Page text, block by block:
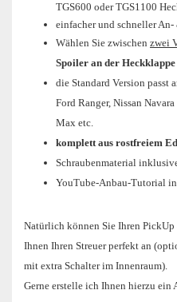
TGS600 oder TGS1100
einfacher und schneller
Wählen Sie zwischen zwei
Spoiler an der Heckklappe
die Standard Version
Ford Ranger, Nissan
Max etc.
komplett aus rostfreiem
Schraubenmaterial
YouTube-Anbau-Tutorial
Natürlich können Sie Ihren
Ihnen Ihren Streuer perfekt an
mit extra Schalter im Innenraum).
Gerne erstelle ich Ihnen hierzu ein